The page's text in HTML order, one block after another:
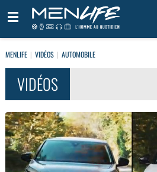
MENLIFE VIDÉOS AUTOMOBILE
VIDÉOS